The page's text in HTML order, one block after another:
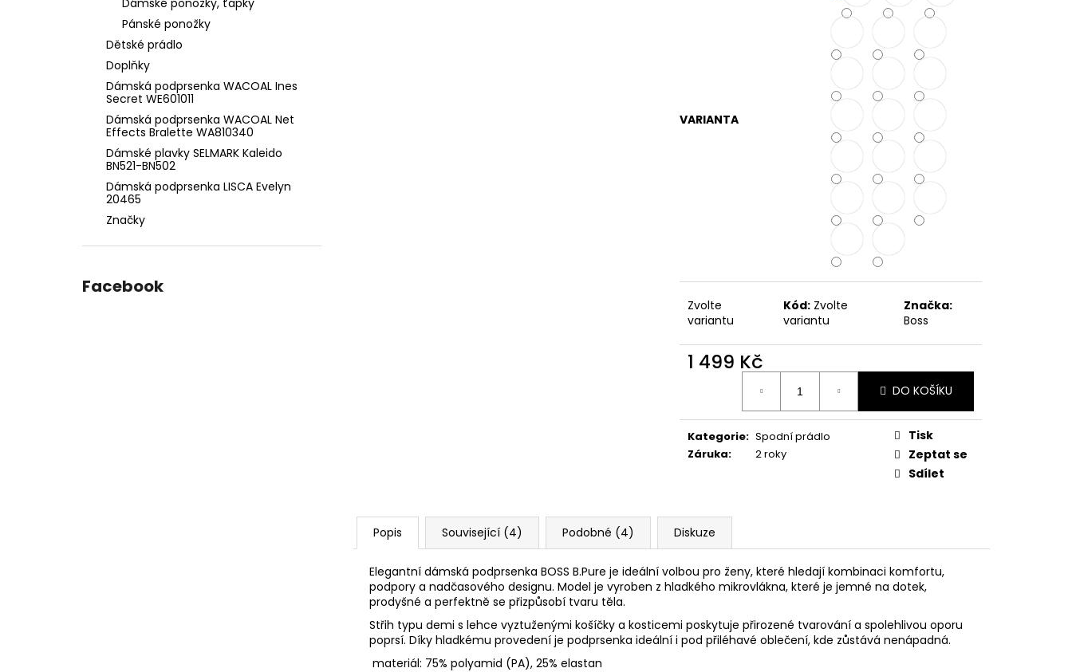
Dámské ponožky, ťapky
Pánské ponožky
Dětské prádlo
Doplňky
Dámská podprsenka WACOAL Ines
Secret WE601011
Dámská podprsenka WACOAL Net
Effects Bralette WA810340
Dámské plavky SELMARK Kaleido
BN521-BN502
Dámská podprsenka LISCA Evelyn
20465
Značky
Facebook
VARIANTA
Zvolte
variantu
Kód: Zvolte
variantu
Značka:
Boss
1 499 Kč
DO KOŠÍKU
Kategorie: Spodní prádlo
Záruka: 2 roky
Tisk
Zeptat se
Sdílet
Popis Související (4) Podobné (4) Diskuze
Elegantní dámská podprsenka BOSS B.Pure je ideální volbou pro ženy, které hledají kombinaci komfortu,
podpory a nadčasového designu. Model je vyroben z hladkého mikrovlákna, které je jemné na dotek,
prodyšné a perfektně se přizpůsobí tvaru těla.
Střih typu demi s lehce vyztuženými košíčky a kosticemi poskytuje přirozené tvarování a spolehlivou oporu
poprsí. Díky hladkému provedení je podprsenka ideální i pod přiléhavé oblečení, kde zůstává nenápadná.
materiál: 75% polyamid (PA), 25% elastan